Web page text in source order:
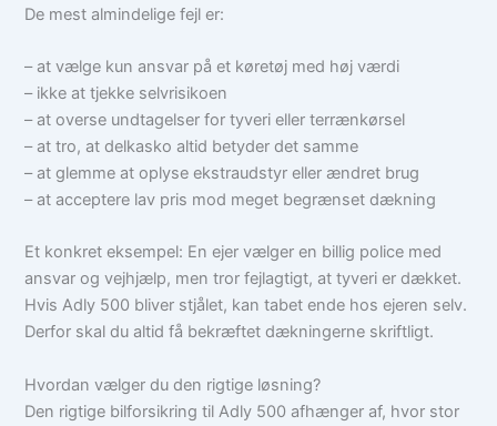
De mest almindelige fejl er:
– at vælge kun ansvar på et køretøj med høj værdi
– ikke at tjekke selvrisikoen
– at overse undtagelser for tyveri eller terrænkørsel
– at tro, at delkasko altid betyder det samme
– at glemme at oplyse ekstraudstyr eller ændret brug
– at acceptere lav pris mod meget begrænset dækning
Et konkret eksempel: En ejer vælger en billig police med
ansvar og vejhjælp, men tror fejlagtigt, at tyveri er dækket.
Hvis Adly 500 bliver stjålet, kan tabet ende hos ejeren selv.
Derfor skal du altid få bekræftet dækningerne skriftligt.
Hvordan vælger du den rigtige løsning?
Den rigtige bilforsikring til Adly 500 afhænger af, hvor stor